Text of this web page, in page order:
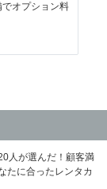
オプション料
人が選んだ！顧客満
たに合ったレンタカ